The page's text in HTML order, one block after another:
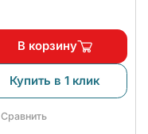
В корзину
Купить в 1 клик
Сравнить